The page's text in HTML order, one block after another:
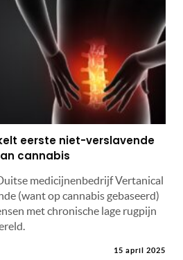
eerste niet-verslavende
cannabis
medicijnenbedrijf Vertanical
(want op cannabis gebaseerd)
met chronische lage rugpijn
15 april 2025